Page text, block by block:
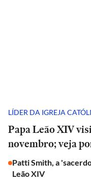
LÍDER DA IGREJA
Papa Leão XIV
novembro; veja
Patti Smith, a
Leão XIV